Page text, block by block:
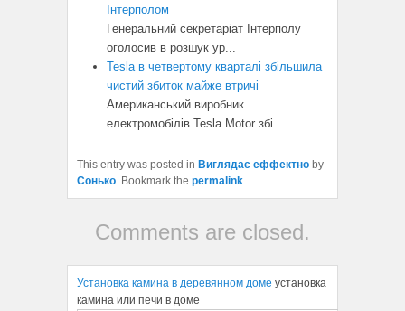
Інтерполом
Генеральний секретаріат Інтерполу
оголосив в розшук ур...
Tesla в четвертому кварталі збільшила
чистий збиток майже втричі
Американський виробник
електромобілів Tesla Motor збі...
This entry was posted in Виглядає еффектно by
Сонько. Bookmark the permalink.
Comments are closed.
Установка камина в деревянном доме установка
камина или печи в доме